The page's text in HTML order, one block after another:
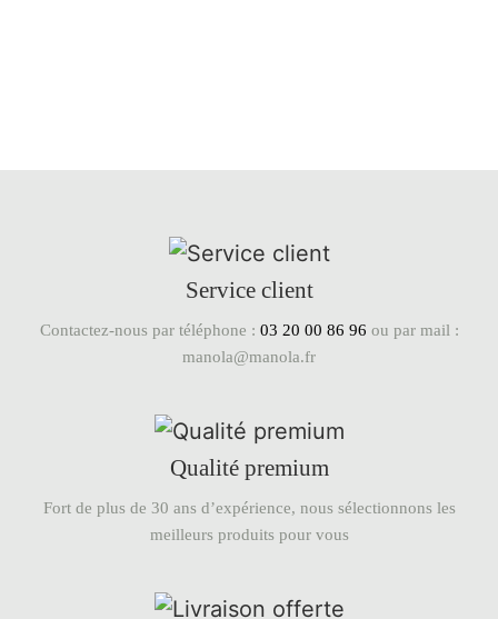
Service client
Contactez-nous par téléphone : 03 20 00 86 96 ou par mail :
manola@manola.fr
Qualité premium
Fort de plus de 30 ans d’expérience, nous sélectionnons les
meilleurs produits pour vous